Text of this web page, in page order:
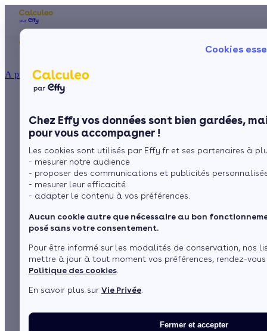
Cookies
Chez Effy vos données sont bien gardées,
pour vous accompagner !
Les cookies sont utilisés par Effy.fr et ses partenaires à
- mesurer notre audience
- proposer des communications et publicités
- mesurer leur efficacité
- adapter le contenu à vos préférences.
Aucun cookie autre que nécessaire au bon
posé sans votre consentement.
Pour être informé sur les modalités de conservation, nos
mettre à jour à tout moment vos préférences, rendez-
Politique des cookies.
En savoir plus sur Vie Privée.
Fermer et accepter
À propos
Ma Prime Rénov'
Le chèque énergie
La TVA réduite
L'éco-prêt à taux zéro
Trouver mes aides
Nos conseils
Sol
Fenêtres
La pompe à chaleur
hybride :
l'association efficace
de deux systèmes de
chauffage
par L’équipe de rédaction 3 min de lecture
Sommaire
Programmation intelligente et optimisation
Voir plus